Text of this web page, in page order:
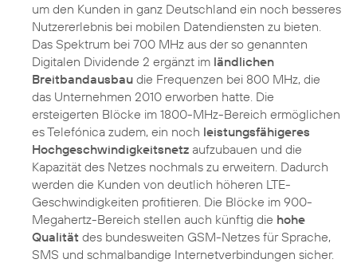
um den Kunden in ganz Deutschland ein noch besseres
Nutzererlebnis bei mobilen Datendiensten zu bieten.
Das Spektrum bei 700 MHz aus der so genannten
Digitalen Dividende 2 ergänzt im ländlichen
Breitbandausbau die Frequenzen bei 800 MHz, die
das Unternehmen 2010 erworben hatte. Die
ersteigerten Blöcke im 1800-MHz-Bereich ermöglichen
es Telefónica zudem, ein noch leistungsfähigeres
Hochgeschwindigkeitsnetz aufzubauen und die
Kapazität des Netzes nochmals zu erweitern. Dadurch
werden die Kunden von deutlich höheren LTE-
Geschwindigkeiten profitieren. Die Blöcke im 900-
Megahertz-Bereich stellen auch künftig die hohe
Qualität des bundesweiten GSM-Netzes für Sprache,
SMS und schmalbandige Internetverbindungen sicher.